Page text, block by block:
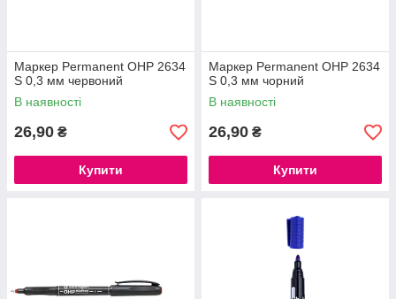
Маркер Permanent ОНР 2634
S 0,3 мм червоний
В наявності
26,90 ₴
Купити
Маркер Permanent ОНР 2634
S 0,3 мм чорний
В наявності
26,90 ₴
Купити